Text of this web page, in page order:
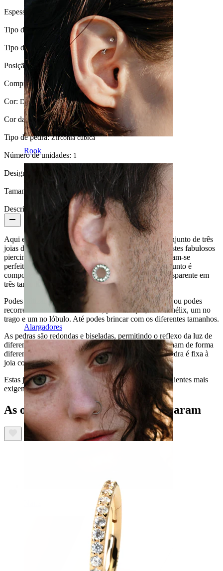
Rook
Alargadores
Espessura da barra: 1,2 mm
Tipo de fecho: Rosca externa
Tipo de joia:
Posição: Lóbulo, Helix, Anti-helix
Comprimento: 6 mm
Cor: Dourado
Cor da pedra:Transparente
Tipo de pedra:Zircónia cúbica
Número de unidades: 1
Design:
Tamanho da bola:
Descrição
Aqui está a oportunidade para obteres um luxuoso conjunto de três
joias de piercing para a orelha, feitos em ouro puro. Estes fabulosos
piercings têm uma grossura de 1,2 mm, por isso, ajustam-se
perfeitamente a perfurações feitas com agulha. O conjunto é
composto por três piercings com uma linda pedra transparente em
três tamanhos diferentes: 2 mm, 3 mm e 4 mm.
Podes utilizar os três piercings a seguir uns aos outros ou podes
recorrer à criatividade e colocar, por exemplo, um no hélix, um no
trago e um no lóbulo. Até podes brincar com os diferentes tamanhos.
As pedras são redondas e biseladas, permitindo o reflexo da luz de
diferentes ângulos. Poderás reparar que as pedras brilham de forma
diferente, dependendo do ângulo. Além disso, cada pedra é fixa à
joia com garras que a mantém seguras.
Estas joias são de alta qualidade, satisfazendo até os clientes mais
exigentes.
As outras pessoas também compraram